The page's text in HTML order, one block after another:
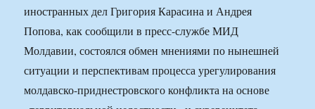
иностранных дел Григория Карасина и Андрея
Попова, как сообщили в пресс-службе МИД
Молдавии, состоялся обмен мнениями по нынешней
ситуации и перспективам процесса урегулирования
молдавско-приднестровского конфликта на основе